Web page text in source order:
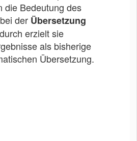
die Bedeutung des
der Übersetzung
erzielt sie
als bisherige
Übersetzung.